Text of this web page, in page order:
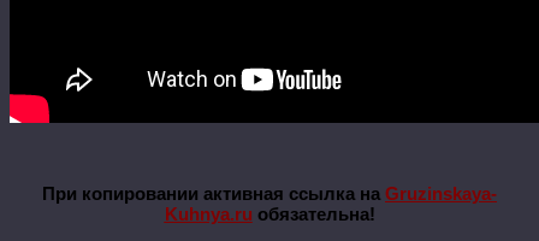
При копировании активная ссылка на Gruzinskaya-
Kuhnya.ru обязательна!